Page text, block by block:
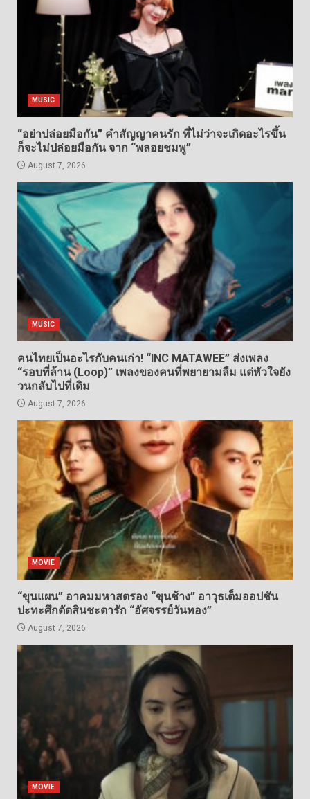
MUSIC
“อย่าปล่อยมือกัน” คำสัญญาคนรัก ที่ไม่ว่าจะเกิดอะไรขึ้น
ก็จะไม่ปล่อยมือกัน จาก “พลอยชมพู”
August 7, 2026
MUSIC
คนไทยเป็นอะไรกับคนเก่า! “INC MATAWEE” ส่งเพลง
“รอบที่ล้าน (Loop)” เพลงของคนที่พยายามลืม แต่หัวใจยัง
วนกลับไปที่เดิม
August 7, 2026
MOVIE
“ขุนแผน” อาคมมหาสตรอง “ขุนช้าง” อาวุธเต็มออปชัน
ปะทะศึกตัดสินชะตารัก “อัศจรรย์วันทอง”
August 7, 2026
MOVIE